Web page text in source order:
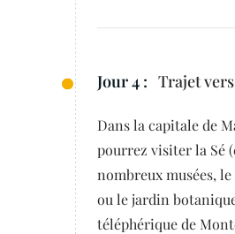
Jour 4 : Trajet
Dans la capitale de
pourrez visiter la Sé
nombreux musées,
ou le jardin
téléphérique de